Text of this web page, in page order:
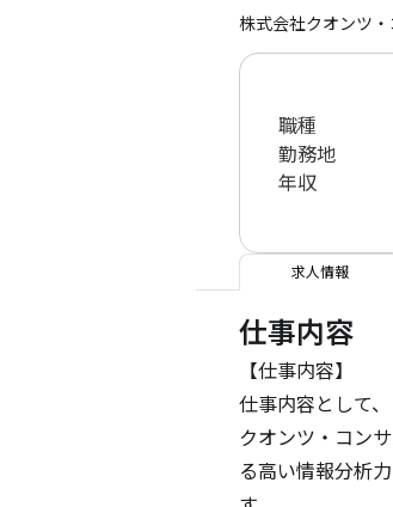
株式会社クオンツ
職種
勤務地
年収
求人情報
仕事内容
【仕事内容】
仕事内容として
クオンツ・コン
る高い情報分析